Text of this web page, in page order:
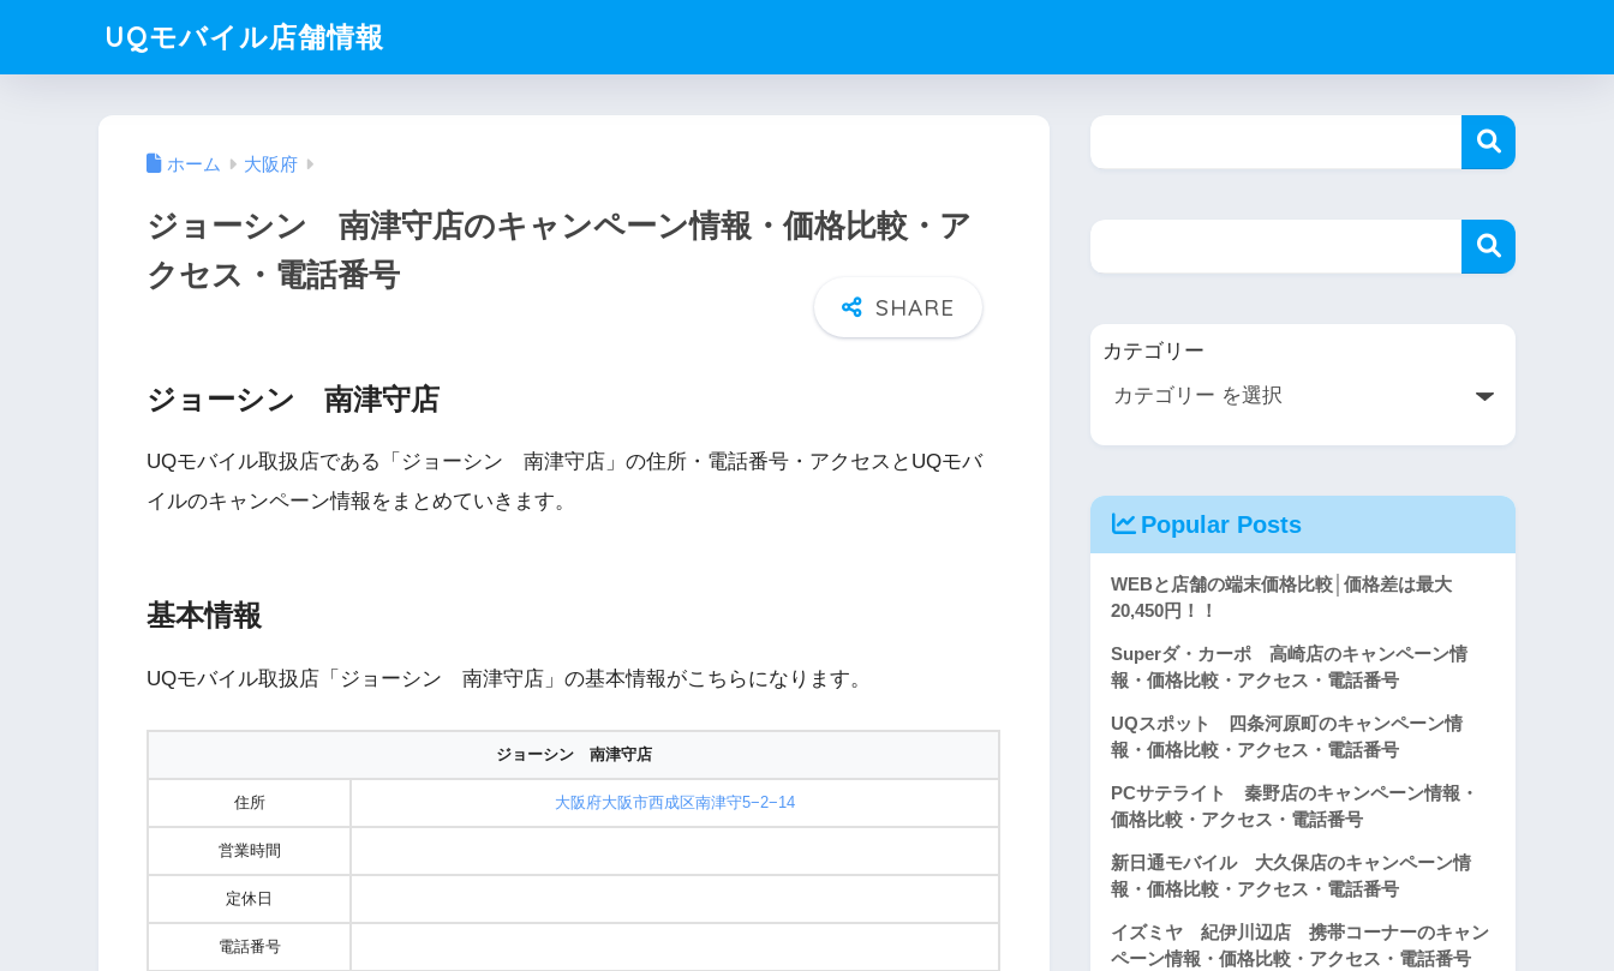
UQモバイル店舗情報
ホーム 大阪府
ジョーシン 南津守店のキャンペーン情報・価格比較・ア
クセス・電話番号
ジョーシン 南津守店
UQモバイル取扱店である「ジョーシン 南津守店」の住所・電話番号・アクセスとUQモバ
イルのキャンペーン情報をまとめていきます。
基本情報
UQモバイル取扱店「ジョーシン 南津守店」の基本情報がこちらになります。
ジョーシン 南津守店
住所 大阪府大阪市西成区南津守5−2−14
営業時間
定休日
電話番号
カテゴリー
Popular Posts
WEBと店舗の端末価格比較│価格差は最大
20,450円！！
Superダ・カーポ 高崎店のキャンペーン情
報・価格比較・アクセス・電話番号
UQスポット 四条河原町のキャンペーン情
報・価格比較・アクセス・電話番号
PCサテライト 秦野店のキャンペーン情報・
価格比較・アクセス・電話番号
新日通モバイル 大久保店のキャンペーン情
報・価格比較・アクセス・電話番号
イズミヤ 紀伊川辺店 携帯コーナーのキャン
ペーン情報・価格比較・アクセス・電話番号